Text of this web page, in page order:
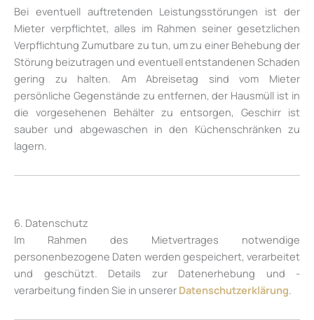
Bei eventuell auftretenden Leistungsstörungen ist der
Mieter verpflichtet, alles im Rahmen seiner gesetzlichen
Verpflichtung Zumutbare zu tun, um zu einer Behebung der
Störung beizutragen und eventuell entstandenen Schaden
gering zu halten. Am Abreisetag sind vom Mieter
persönliche Gegenstände zu entfernen, der Hausmüll ist in
die vorgesehenen Behälter zu entsorgen, Geschirr ist
sauber und abgewaschen in den Küchenschränken zu
lagern.
6. Datenschutz
Im Rahmen des Mietvertrages notwendige
personenbezogene Daten werden gespeichert, verarbeitet
und geschützt. Details zur Datenerhebung und -
verarbeitung finden Sie in unserer Datenschutzerklärung.